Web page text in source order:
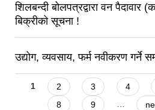
शिलबन्दी बोलपत्रद्वारा वन पैदावार
बिक्रीको सूचना !
उद्योग, व्यवसाय, फर्म नवीकरण गर्ने
Pages
1 2 3 4
8
9 …